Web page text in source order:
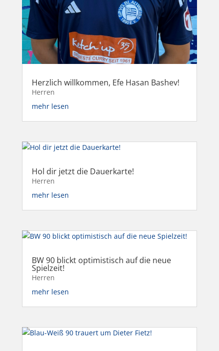
Herzlich willkommen, Efe Hasan Bashev!
Herren
mehr lesen
Hol dir jetzt die Dauerkarte!
Herren
mehr lesen
BW 90 blickt optimistisch auf die neue
Spielzeit!
Herren
mehr lesen